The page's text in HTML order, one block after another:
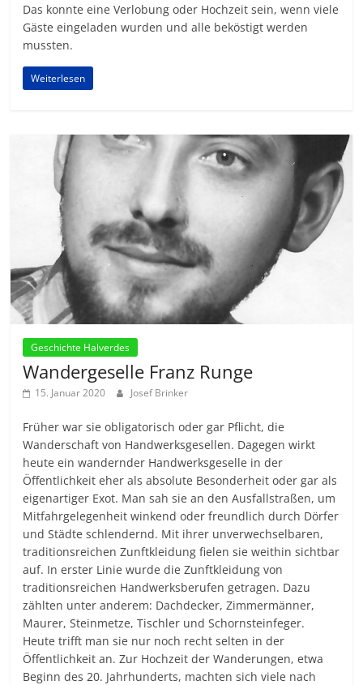
Das konnte eine Verlobung oder Hochzeit sein, wenn viele
Gäste eingeladen wurden und alle beköstigt werden
mussten.
Weiterlesen
Geschichte Halverdes
Wandergeselle Franz Runge
15. Januar 2020 Josef Brinker
Früher war sie obligatorisch oder gar Pflicht, die
Wanderschaft von Handwerksgesellen. Dagegen wirkt
heute ein wandernder Handwerksgeselle in der
Öffentlichkeit eher als absolute Besonderheit oder gar als
eigenartiger Exot. Man sah sie an den Ausfallstraßen, um
Mitfahrgelegenheit winkend oder freundlich durch Dörfer
und Städte schlendernd. Mit ihrer unverwechselbaren,
traditionsreichen Zunftkleidung fielen sie weithin sichtbar
auf. In erster Linie wurde die Zunftkleidung von
traditionsreichen Handwerksberufen getragen. Dazu
zählten unter anderem: Dachdecker, Zimmermänner,
Maurer, Steinmetze, Tischler und Schornsteinfeger.
Heute trifft man sie nur noch recht selten in der
Öffentlichkeit an. Zur Hochzeit der Wanderungen, etwa
Beginn des 20. Jahrhunderts, machten sich viele nach